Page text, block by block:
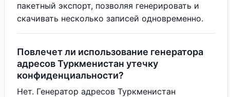
пакетный экспорт, позволяя генерировать и
скачивать несколько записей одновременно.
Повлечет ли использование генератора
адресов Туркменистан утечку
конфиденциальности?
Нет. Генератор адресов Туркменистан